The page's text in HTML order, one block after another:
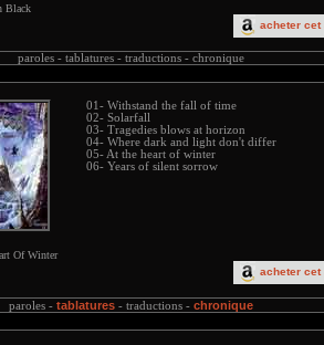
acheter cet
Black
paroles - tablatures - traductions - chronique
acheter cet
Of Winter
01- Withstand the fall of time
02- Solarfall
03- Tragedies blows at horizon
04- Where dark and light don't differ
05- At the heart of winter
06- Years of silent sorrow
paroles - tablatures- traductions - chronique